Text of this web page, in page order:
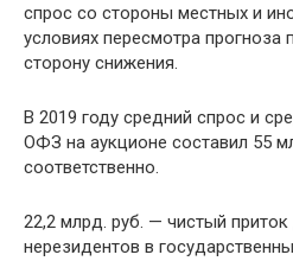
спрос со стороны местных и
условиях пересмотра прогноза
сторону снижения.
В 2019 году средний спрос и
ОФЗ на аукционе составил 55
соответственно.
22,2 млрд. руб. — чистый
нерезидентов в